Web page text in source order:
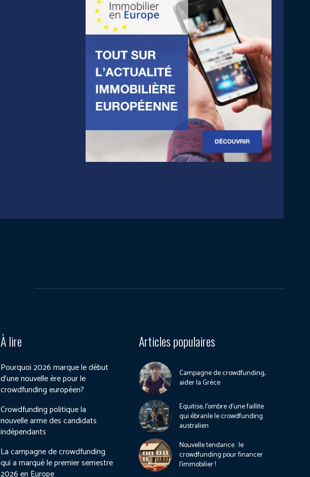
À lire
Pourquoi 2026 marque le début
d’une nouvelle ère pour le
crowdfunding européen?
Crowdfunding politique la
nouvelle arme des candidats
indépendants
La campagne de crowdfunding
qui a marqué le premier semestre
2026 en Europe
Articles populaires
Campagne de crowdfunding,
aider la Grèce
Equitise, l’ombre d’une faillite
qui ébranle le crowdfunding
australien
Nouvelle tendance : le
crowdfunding pour financer
l’immobilier !